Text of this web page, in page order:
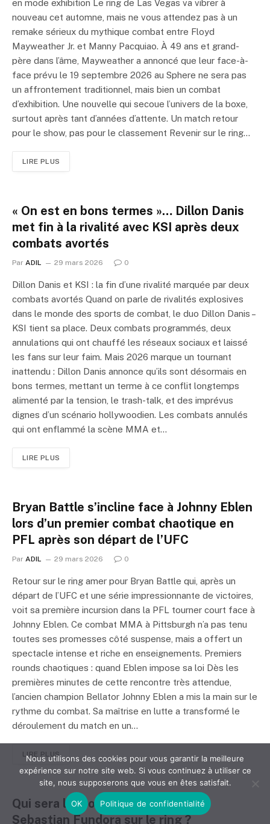
en mode exhibition Le ring de Las Vegas va vibrer à
nouveau cet automne, mais ne vous attendez pas à un
remake sérieux du mythique combat entre Floyd
Mayweather Jr. et Manny Pacquiao. À 49 ans et grand-
père dans l’âme, Mayweather a annoncé que leur face-à-
face prévu le 19 septembre 2026 au Sphere ne sera pas
un affrontement traditionnel, mais bien un combat
d’exhibition. Une nouvelle qui secoue l’univers de la boxe,
surtout après tant d’années d’attente. Un match retour
pour le show, pas pour le classement Revenir sur le ring…
LIRE PLUS
« On est en bons termes »… Dillon Danis
met fin à la rivalité avec KSI après deux
combats avortés
Par ADIL 29 mars 2026 0
Dillon Danis et KSI : la fin d’une rivalité marquée par deux
combats avortés Quand on parle de rivalités explosives
dans le monde des sports de combat, le duo Dillon Danis –
KSI tient sa place. Deux combats programmés, deux
annulations qui ont chauffé les réseaux sociaux et laissé
les fans sur leur faim. Mais 2026 marque un tournant
inattendu : Dillon Danis annonce qu’ils sont désormais en
bons termes, mettant un terme à ce conflit longtemps
alimenté par la tension, le trash-talk, et des imprévus
dignes d’un scénario hollywoodien. Les combats annulés
qui ont enflammé la scène MMA et…
LIRE PLUS
Bryan Battle s’incline face à Johnny Eblen
lors d’un premier combat chaotique en
PFL après son départ de l’UFC
Par ADIL 29 mars 2026 0
Retour sur le ring amer pour Bryan Battle qui, après un
départ de l’UFC et une série impressionnante de victoires,
voit sa première incursion dans la PFL tourner court face à
Johnny Eblen. Ce combat MMA à Pittsburgh n’a pas tenu
toutes ses promesses côté suspense, mais a offert un
spectacle intense et riche en enseignements. Premiers
rounds chaotiques : quand Eblen impose sa loi Dès les
premières minutes de cette rencontre très attendue,
l’ancien champion Bellator Johnny Eblen a mis la main sur le
rythme du combat. Sa maîtrise en lutte a transformé le
déroulement du match en un…
LIRE PLUS
Qui sera le prochain adversaire de
Sebastian Fundora sur le ring ?
Nous utilisons des cookies pour vous garantir la meilleure
expérience sur notre site web. Si vous continuez à utiliser ce
site, nous supposerons que vous en êtes satisfait.
OK Politique de confidentialité